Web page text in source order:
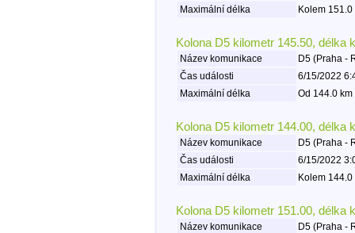
Maximální délka
Kolem
Kolona D5 kilometr 145.50, délka
Název komunikace
D5 (Praha -
Čas události
6/15/2022
Maximální délka
Od 144.0
Kolona D5 kilometr 144.00, délka
Název komunikace
D5 (Praha -
Čas události
6/15/2022
Maximální délka
Kolem
Kolona D5 kilometr 151.00, délka
Název komunikace
D5 (Praha -